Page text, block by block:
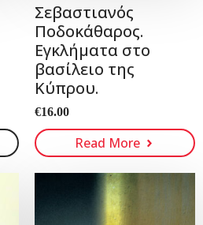
Σεβαστιανός
Ποδοκάθαρος.
Εγκλήματα στο
βασίλειο της
Κύπρου.
€16.00
Read More